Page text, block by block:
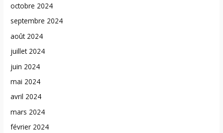
octobre 2024
septembre 2024
août 2024
juillet 2024
juin 2024
mai 2024
avril 2024
mars 2024
février 2024